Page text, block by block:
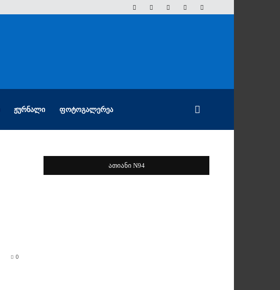
ᲟᲣᲠᲜᲐᲚᲘ ᲤᲝᲢᲝᲒᲐᲚᲔᲠᲔᲐ
0
ათიანი N94